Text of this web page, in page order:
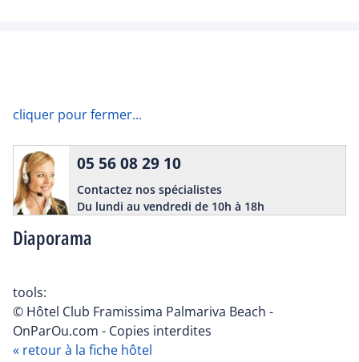
cliquer pour fermer...
Diaporama
05 56 08 29 10
Contactez nos spécialistes
Du lundi au vendredi de 10h à 18h
tools:
© Hôtel Club Framissima Palmariva Beach -
OnParOu.com - Copies interdites
« retour à la fiche hôtel